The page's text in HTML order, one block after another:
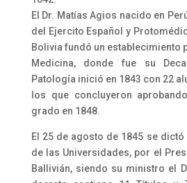
El Dr. Matías Agios nacido en
del Ejercito Español y
Bolivia fundó un establecimiento
Medicina, donde fue su
Patología inició en 1843 con 22
los que concluyeron
grado en 1848.
El 25 de agosto de 1845 se
de las Universidades, por el
Ballivián, siendo su ministro el